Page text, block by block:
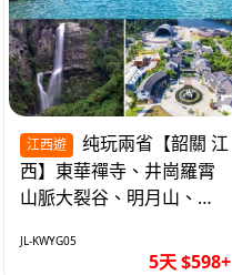
江西遊
西】東華禪寺、井崗羅霄
山脈大裂谷、明月山、仙
JL-KWYG05
5天 $598+